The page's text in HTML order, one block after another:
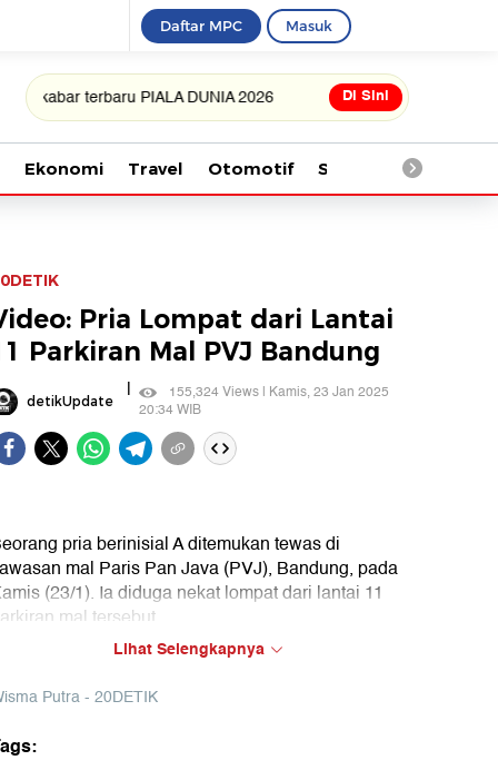
Daftar MPC Masuk
terbaru PIALA DUNIA 2026 Di Sini
Ekonomi Travel Otomotif Saintek
Pria Lompat dari Lantai
Parkiran Mal PVJ Bandung
detikUpdate |
155,324 Views | Kamis, 23 Jan 2025
20:34 WIB
pria berinisial A ditemukan tewas di
mal Paris Pan Java (PVJ), Bandung, pada
(23/1). Ia diduga nekat lompat dari lantai 11
mal tersebut.
Lihat Selengkapnya
Putra - 20DETIK